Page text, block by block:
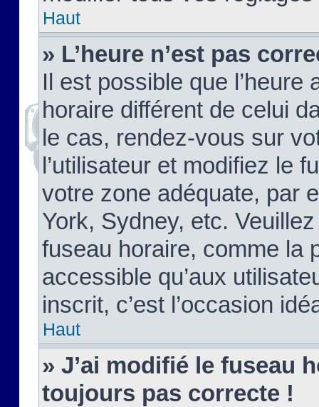
Haut
» L’heure n’est pas
Il est possible que
horaire différent de celui
le cas, rendez-vous sur
l’utilisateur et modifiez le
votre zone adéquate, par
York, Sydney, etc.
fuseau horaire, comme la
accessible qu’aux
inscrit, c’est l’occasion
Haut
» J’ai modifié le fuseau
toujours pas correcte !